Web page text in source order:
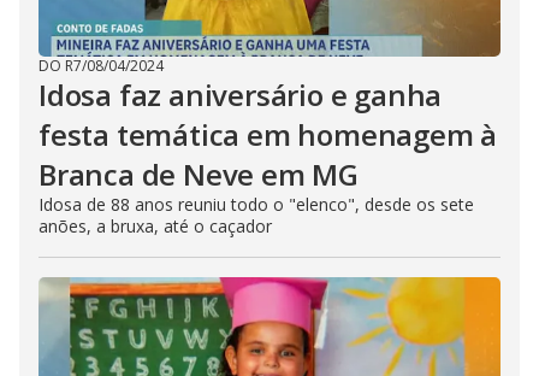
DO R7/08/04/2024
Idosa faz aniversário e ganha
festa temática em homenagem à
Branca de Neve em MG
Idosa de 88 anos reuniu todo o "elenco", desde os sete
anões, a bruxa, até o caçador